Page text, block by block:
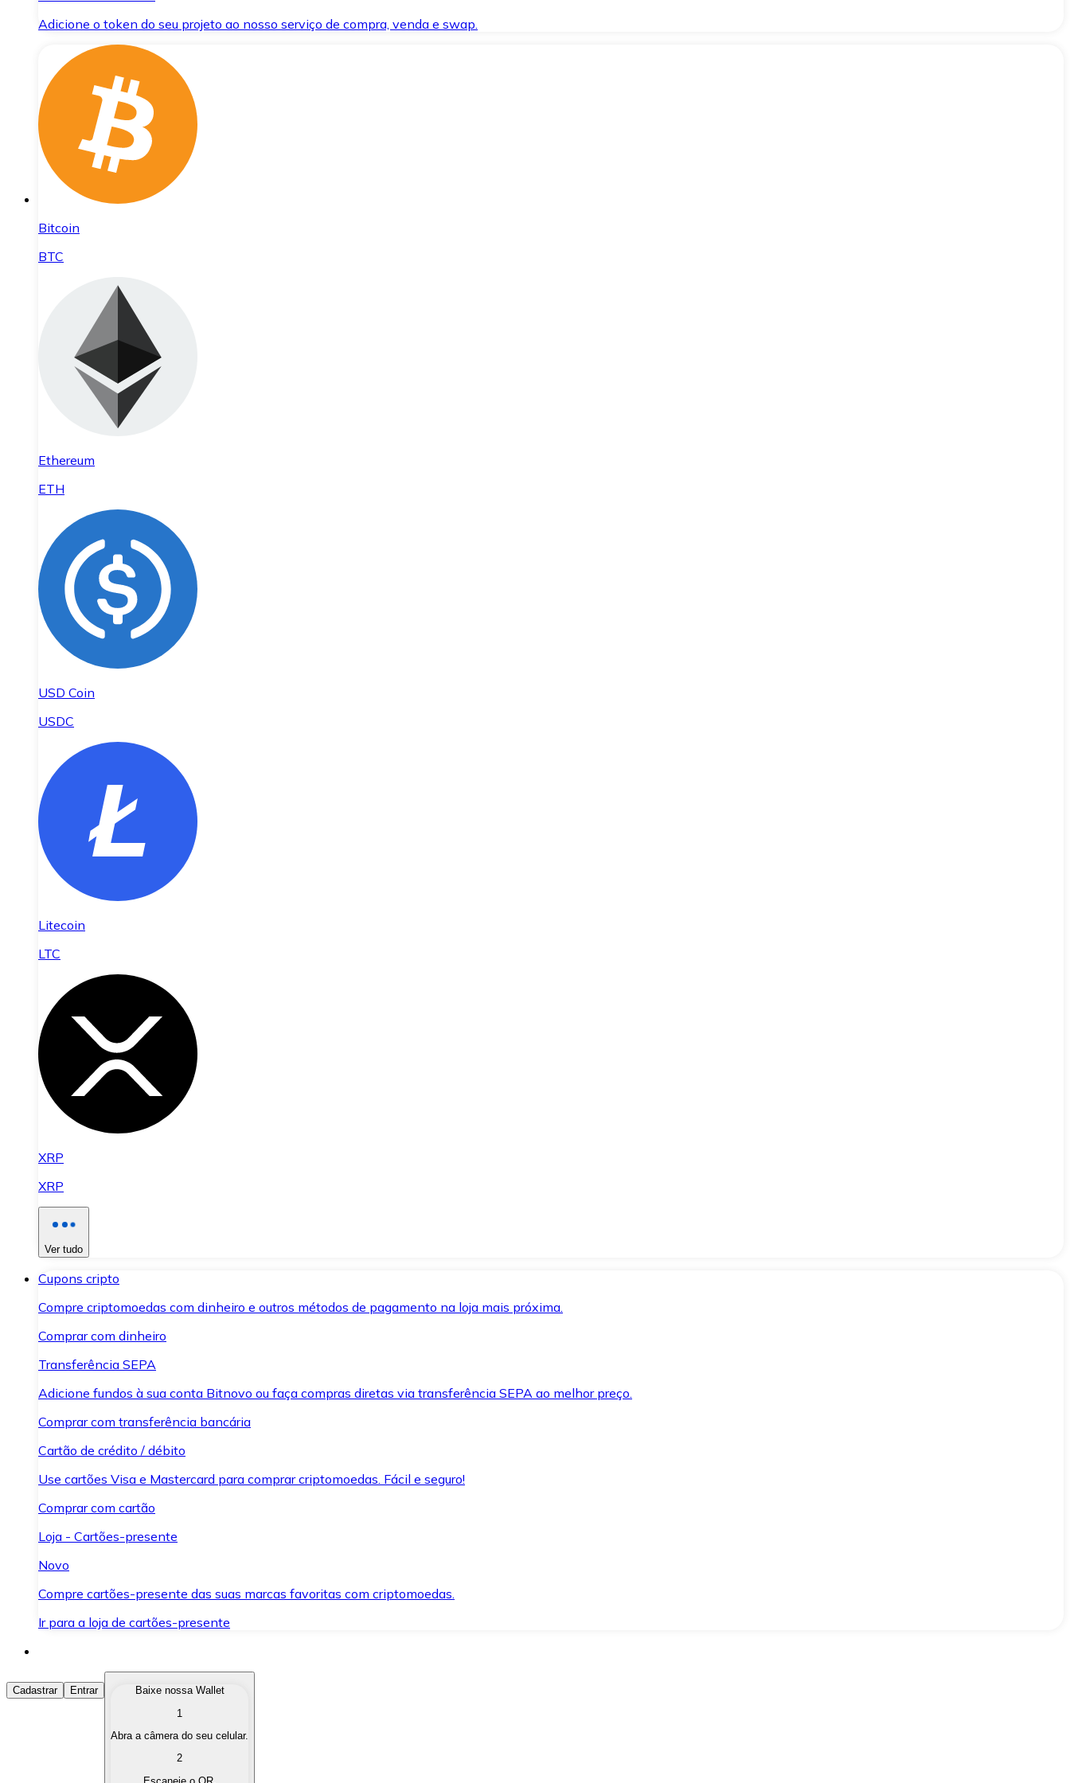
Adicione o token do seu projeto ao nosso serviço de compra, venda e swap.
Bitcoin
BTC
Ethereum
ETH
USD Coin
USDC
Litecoin
LTC
XRP
XRP
Ver tudo
Cupons cripto
Compre criptomoedas com dinheiro e outros métodos de pagamento na loja mais próxima.
Comprar com dinheiro
Transferência SEPA
Adicione fundos à sua conta Bitnovo ou faça compras diretas via transferência SEPA ao melhor preço.
Comprar com transferência bancária
Cartão de crédito / débito
Use cartões Visa e Mastercard para comprar criptomoedas. Fácil e seguro!
Comprar com cartão
Loja - Cartões-presente
Novo
Compre cartões-presente das suas marcas favoritas com criptomoedas.
Ir para a loja de cartões-presente
Comprar Criptomoedas
Compre as criptomoedas de seu interesse de forma rápida e segura.
Converta suas criptomoedas em moeda fiduciária quando precisar.
Cadastrar Entrar
Baixe nossa Wallet
1
Abra a câmera do seu celular.
2